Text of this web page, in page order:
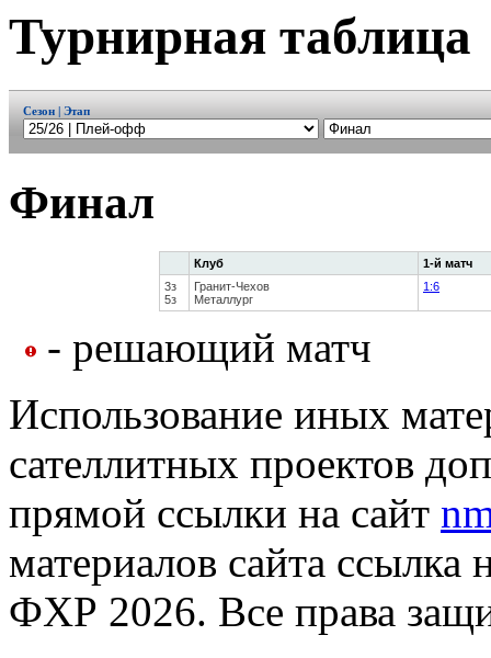
Турнирная таблица
Сезон | Этап
Финал
Клуб
1-й матч
3з
5з
Гранит-Чехов
Металлург
1:6
- решающий матч
Использование иных
сателлитных проектов
прямой ссылки на сайт
материалов сайта ссылка
ФХР 2026. Все права